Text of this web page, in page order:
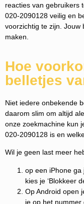
reacties van gebruikers
020-2090128 veilig en
voorzichtig te zijn. Jouw
maken.
Hoe
belletjes
Niet iedere onbekende
daarom slim om altijd
onze zoekmachine kun
020-2090128 is en
Wil je geen last meer
op een iPhone ga
kies je ‘Blokkeer
Op Android open
je op het nummer